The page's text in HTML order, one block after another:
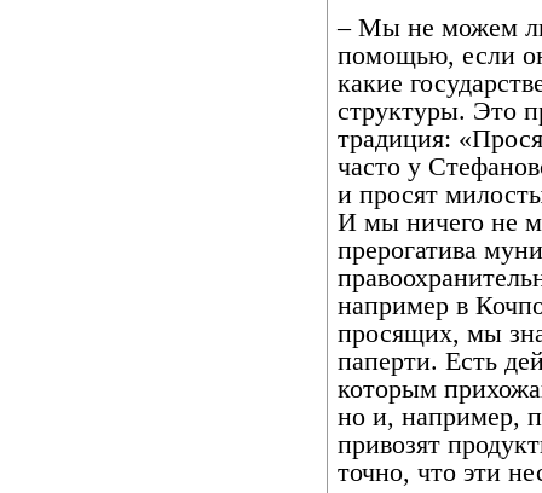
– Мы не можем
помощью, если
какие
структуры. Это
традиция:
часто у
и просят
И мы ничего не
прерогатива
например в
просящих, мы
паперти. Есть
которым
но и, например,
привозят
точно, что эти